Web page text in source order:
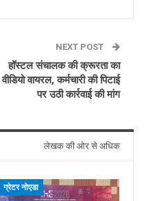
NEXT POST
हॉस्टल संचालक की क्रूरता का
वीडियो वायरल, कर्मचारी की पिटाई
पर उठी कार्रवाई की मांग
लेखक की ओर से अधिक
ग्रेटर नोएडा